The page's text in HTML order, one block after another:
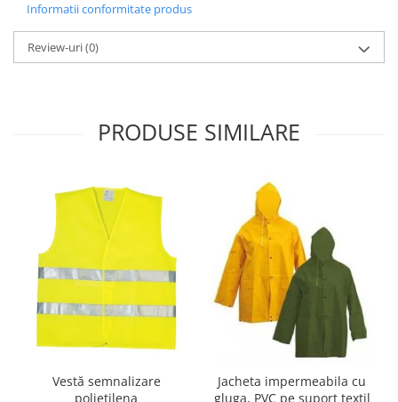
Nivele
Nivele laser
Rulete si metre
Aparate de sudat si lipit
Capsatoare si pistoale pneumatice
Consumabile scule electrice
Accesorii abrazive
Accesorii pentru lustruire
Varfuri si discuri diamantate
Informatii conformitate produs
Review-uri(0)
PRODUSE SIMILARE
Vestă semnalizare
polietilena
Jacheta impermeabila cu
gluga, PVC pe suport textil